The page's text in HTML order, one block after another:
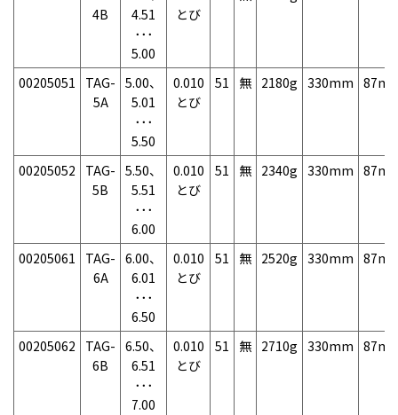
4B
4.51
･･･
5.00
とび
00205051
TAG-
5A
5.00、
5.01
･･･
5.50
0.010
とび
51 無 2180g 330mm
00205052
TAG-
5B
5.50、
5.51
･･･
6.00
0.010
とび
51 無 2340g 330mm
00205061
TAG-
6A
6.00、
6.01
･･･
6.50
0.010
とび
51 無 2520g 330mm
00205062
TAG-
6B
6.50、
6.51
･･･
7.00
0.010
とび
51 無 2710g 330mm